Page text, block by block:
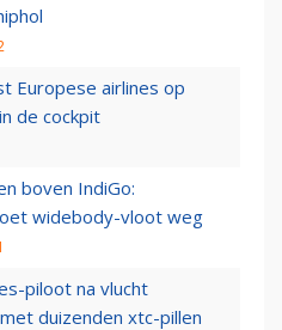
Europese airlines op
de cockpit
boven IndiGo:
widebody-vloot weg
piloot na vlucht
duizenden xtc-pillen